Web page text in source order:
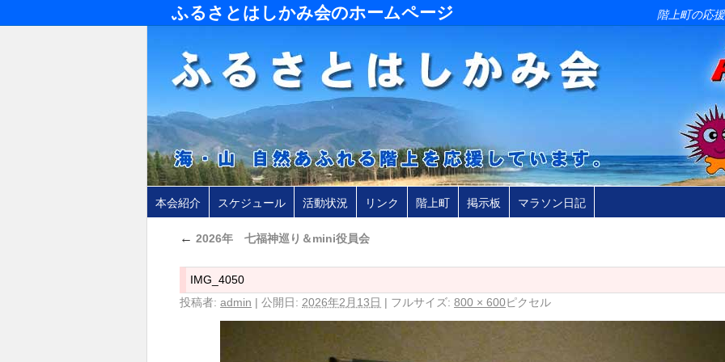
ふるさとはしかみ会のホームページ 階上町の応
本会紹介 スケジュール 活動状況 リンク 階上町 掲示板 マラソン日記
← 2026年 七福神巡り＆mini役員会
IMG_4050
投稿者: admin | 公開日: 2026年2月13日 | フルサイズ: 800 × 600ピクセル